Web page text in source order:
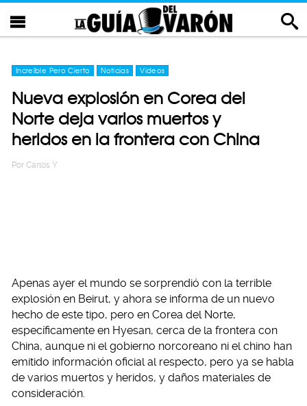
Increíble Pero Cierto Noticias Videos
Nueva explosión en Corea del
Norte deja varios muertos y
heridos en la frontera con China
Por Carlos Y
Apenas ayer el mundo se sorprendió con la terrible
explosión en Beirut, y ahora se informa de un nuevo
hecho de este tipo, pero en Corea del Norte,
específicamente en Hyesan, cerca de la frontera con
China, aunque ni el gobierno norcoreano ni el chino han
emitido información oficial al respecto, pero ya se habla
de varios muertos y heridos, y daños materiales de
consideración.